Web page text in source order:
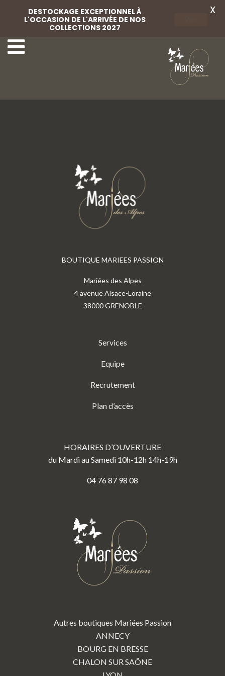
Rembo-Styling-65
BOUTIQUE MARIEES PASSION
Mariées des Alpes
4 avenue Alsace-Loraine
38000 GRENOBLE
Services
Equipe
Recrutement
Plan d’accès
HORAIRES D’OUVERTURE
du Mardi au Samedi 10h-12h 14h-19h
04 76 87 98 08
Autres boutiques Mariées Passion
ANNECY
BOURG EN BRESSE
CHALON SUR SAÔNE
DESTOCKAGE EXCEPTIONNEL À
L'OCCASION DE L'ARRIVÉE DE NOS
COLLECTIONS 2027
X